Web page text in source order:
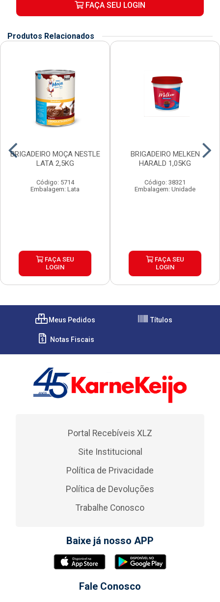
FAÇA SEU LOGIN
Produtos Relacionados
BRIGADEIRO MOÇA NESTLE
LATA 2,5KG
Código: 5714
Embalagem: Lata
FAÇA SEU
LOGIN
BRIGADEIRO MELKEN
HARALD 1,05KG
Código: 38321
Embalagem: Unidade
FAÇA SEU
LOGIN
Meus Pedidos Títulos
Notas Fiscais
Portal Recebíveis XLZ
Site Institucional
Política de Privacidade
Política de Devoluções
Trabalhe Conosco
Baixe já nosso APP
Fale Conosco